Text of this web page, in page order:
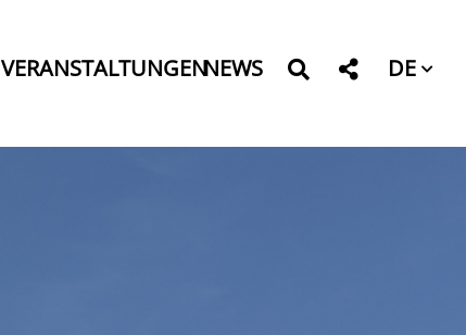
VERANSTALTUNGENNEWS DE